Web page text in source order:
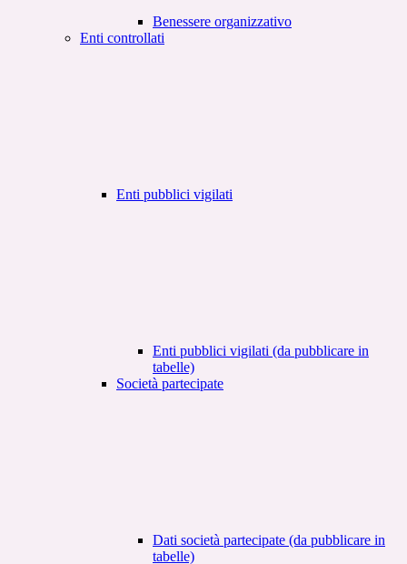
Benessere organizzativo
Enti controllati
Enti pubblici vigilati
Enti pubblici vigilati (da pubblicare in
tabelle)
Società partecipate
Dati società partecipate (da pubblicare in
tabelle)